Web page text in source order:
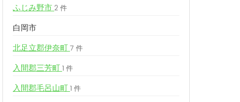
ふじみ野市 2 件
白岡市
北足立郡伊奈町 7 件
入間郡三芳町 1 件
入間郡毛呂山町 1 件